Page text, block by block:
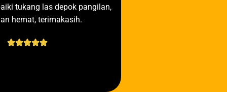
tukang las depok pangilan,
hemat, terimakasih.
